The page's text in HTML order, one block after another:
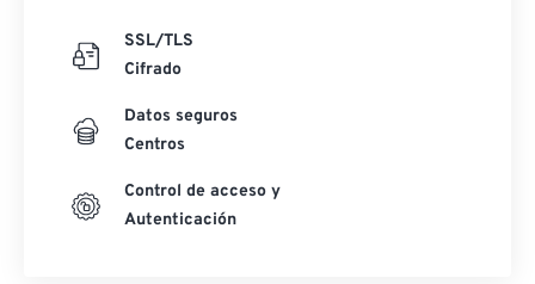
SSL/TLS
Cifrado
Datos seguros
Centros
Control de acceso y
Autenticación